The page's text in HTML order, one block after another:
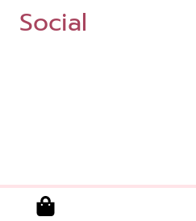
Social